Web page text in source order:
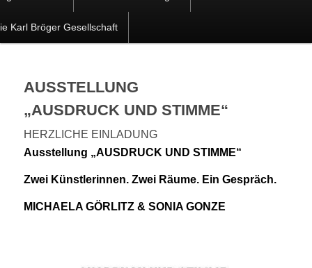
wechseln
Inhalt
wechseln
Karl Bröger Gesellschaft
AUSSTELLUNG
„AUSDRUCK UND STIMME“
HERZLICHE EINLADUNG
Ausstellung „AUSDRUCK UND STIMME“
Zwei Künstlerinnen. Zwei Räume. Ein Gespräch.
MICHAELA GÖRLITZ & SONIA GONZE